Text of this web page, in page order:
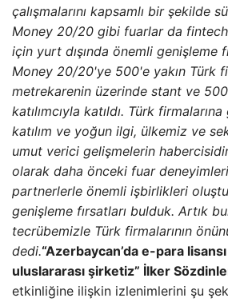
çalışmalarını kapsamlı bir şekilde
Money 20/20 gibi fuarlar da
için yurt dışında önemli genişleme
Money 20/20'ye 500'e yakın Türk
metrekarenin üzerinde stant ve
katılımcıyla katıldı. Türk
katılım ve yoğun ilgi, ülkemiz ve
umut verici gelişmelerin
olarak daha önceki fuar
partnerlerle önemli işbirlikleri
genişleme fırsatları bulduk. Artık
tecrübemizle Türk firmalarının
dedi.“Azerbaycan’da e-para
uluslararası şirketiz” İlker
etkinliğine ilişkin izlenimlerini şu